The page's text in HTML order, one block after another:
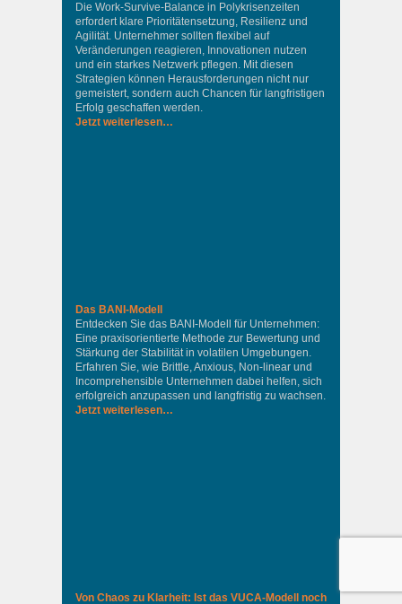
Die Work-Survive-Balance in Polykrisenzeiten
erfordert klare Prioritätensetzung, Resilienz und
Agilität. Unternehmer sollten flexibel auf
Veränderungen reagieren, Innovationen nutzen
und ein starkes Netzwerk pflegen. Mit diesen
Strategien können Herausforderungen nicht nur
gemeistert, sondern auch Chancen für langfristigen
Erfolg geschaffen werden.
Jetzt weiterlesen…
Das BANI-Modell
Entdecken Sie das BANI-Modell für Unternehmen:
Eine praxisorientierte Methode zur Bewertung und
Stärkung der Stabilität in volatilen Umgebungen.
Erfahren Sie, wie Brittle, Anxious, Non-linear und
Incomprehensible Unternehmen dabei helfen, sich
erfolgreich anzupassen und langfristig zu wachsen.
Jetzt weiterlesen…
Von Chaos zu Klarheit: Ist das VUCA-Modell noch